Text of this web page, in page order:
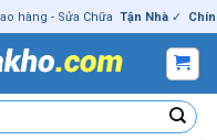
- Sửa Chữa Tận Nhà ✓ Chính